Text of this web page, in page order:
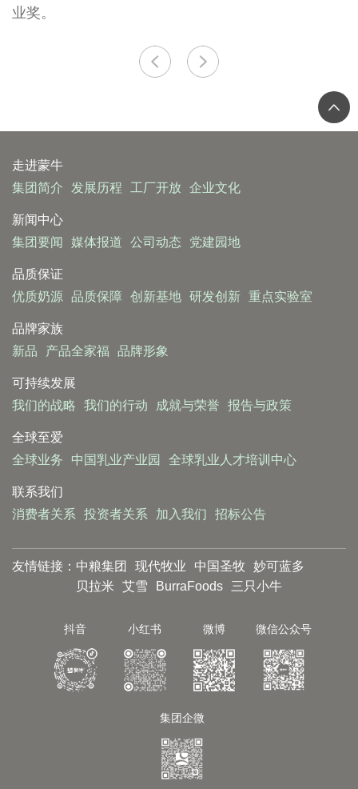
业奖。
走进蒙牛
集团简介
发展历程 工厂开放 企业文化
新闻中心
集团要闻
媒体报道 公司动态 党建园地
品质保证
优质奶源
品质保障 创新基地 研发创新 重点实验室
品牌家族
新品
产品全家福 品牌形象
可持续发展
我们的战略
我们的行动 成就与荣誉 报告与政策
全球至爱
全球业务
中国乳业产业园 全球乳业人才培训中心
联系我们
消费者关系
投资者关系 加入我们 招标公告
友情链接： 中粮集团 现代牧业 中国圣牧 妙可蓝多
贝拉米
艾雪 BurraFoods 三只小牛
抖音 小红书 微博 微信公众号
集团企微